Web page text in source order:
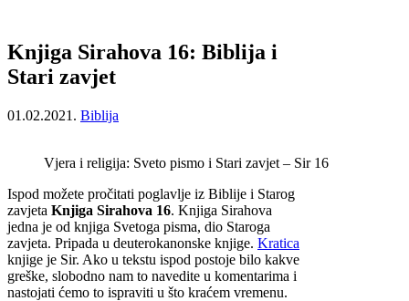
Knjiga Sirahova 16: Biblija i
Stari zavjet
01.02.2021. Biblija
Vjera i religija: Sveto pismo i Stari zavjet – Sir 16
Ispod možete pročitati poglavlje iz Biblije i Starog
zavjeta Knjiga Sirahova 16. Knjiga Sirahova
jedna je od knjiga Svetoga pisma, dio Staroga
zavjeta. Pripada u deuterokanonske knjige. Kratica
knjige je Sir. Ako u tekstu ispod postoje bilo kakve
greške, slobodno nam to navedite u komentarima i
nastojati ćemo to ispraviti u što kraćem vremenu.